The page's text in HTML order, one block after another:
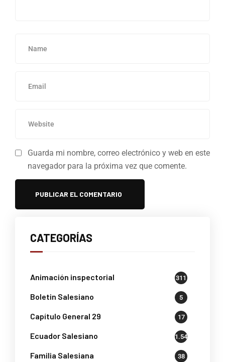
Guarda mi nombre, correo electrónico y web en este
navegador para la próxima vez que comente.
CATEGORÍAS
Animación inspectorial 311
Boletin Salesiano 5
Capítulo General 29 17
Ecuador Salesiano 1.541
Familia Salesiana 38